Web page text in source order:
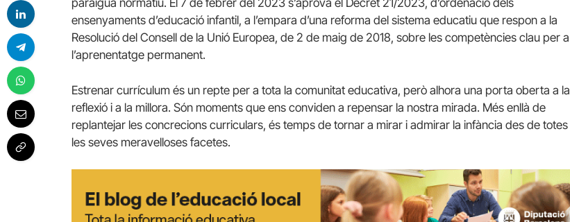
ensenyaments d’educació infantil, a l’empara d’una reforma del sistema educatiu que respon a la
Resolució del Consell de la Unió Europea, de 2 de maig de 2018, sobre les competències clau per a
l’aprenentatge permanent.
Estrenar currículum és un repte per a tota la comunitat educativa, però alhora una porta oberta a la
reflexió i a la millora. Són moments que ens conviden a repensar la nostra mirada. Més enllà de
replantejar les concrecions curriculars, és temps de tornar a mirar i admirar la infància des de totes
les seves meravelloses facetes.